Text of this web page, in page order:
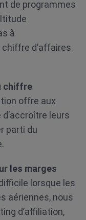
de programmes
à
d’affaires.
chiffre
offre aux
leurs
parti du
les marges
lorsque les
aériennes, nous
d’affiliation,